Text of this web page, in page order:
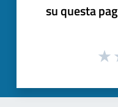
su questa